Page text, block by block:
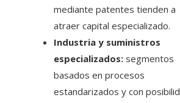
mediante patentes tienden a
atraer capital especializado.
Industria y suministros
especializados: segmentos
basados en procesos
estandarizados y con